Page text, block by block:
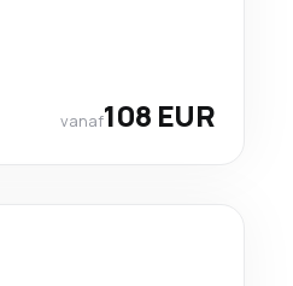
vanaf108 EUR